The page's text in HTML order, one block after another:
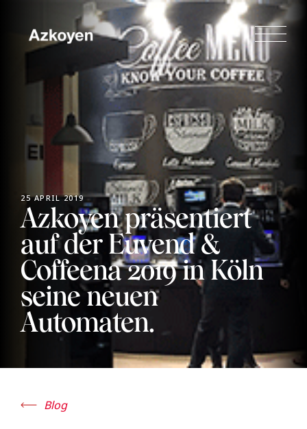
25 APRIL 2019
Azkoyen präsentiert
auf der Euvend &
Coffeena 2019 in Köln
seine neuen
Automaten.
Blog